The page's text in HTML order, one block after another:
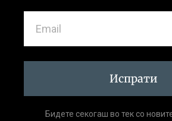
Испрати
Бидете секогаш во тек со